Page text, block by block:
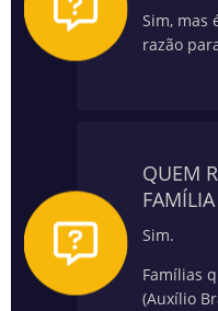
Sim, mas
razão
QUEM
Sim.
Famílias
(Auxílio